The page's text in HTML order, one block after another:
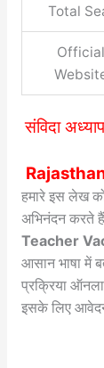
Total
Official
संविदा
हमारे इस लेख को
अभिनंदन करते
Teacher
आसान भाषा में
प्रक्रिया
इसके लिए